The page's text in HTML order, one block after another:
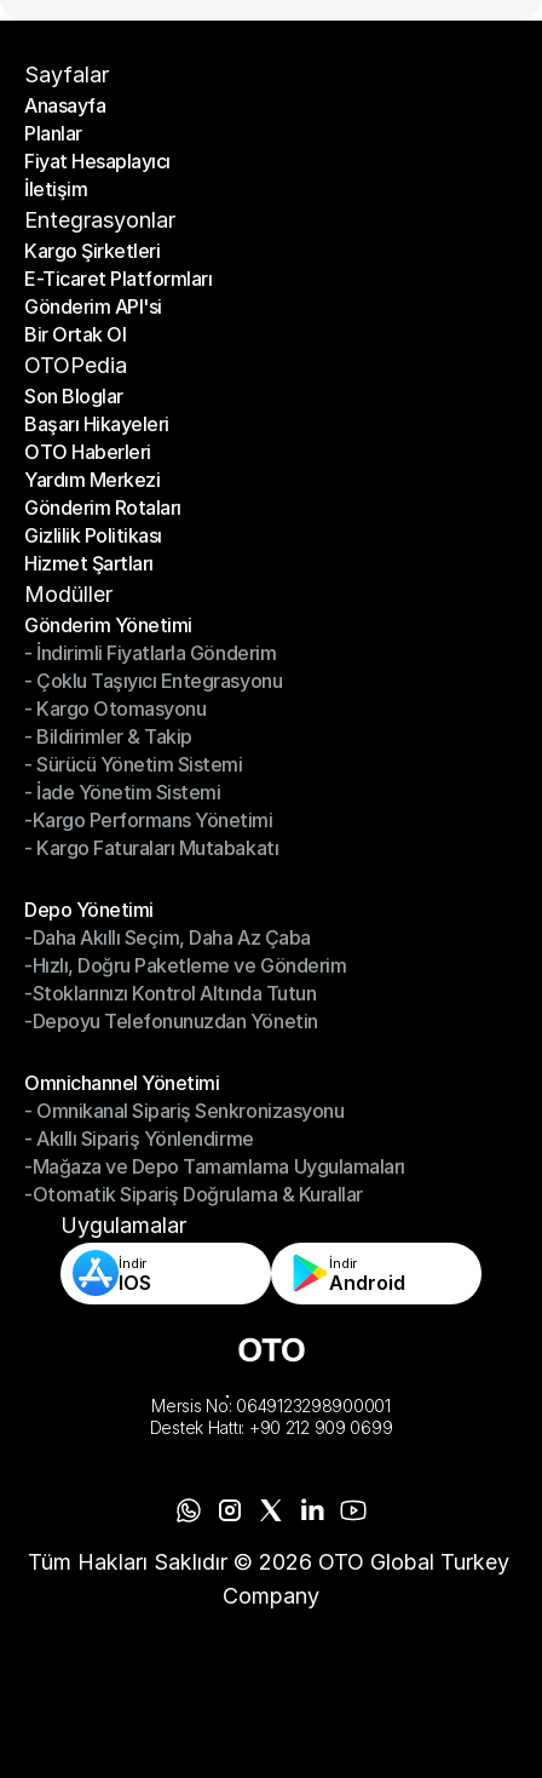
Sayfalar
Anasayfa
Anasayfa
Planlar
Planlar
Fiyat Hesaplayıcı
Fiyat Hesaplayıcı
İletişim
İletişim
Entegrasyonlar
Kargo Şirketleri
Kargo Şirketleri
E-Ticaret Platformları
E-Ticaret Platformları
Gönderim API'si
Gönderim API'si
Bir Ortak Ol
Bir Ortak Ol
OTOPedia
Son Bloglar
Son Bloglar
Başarı Hikayeleri
Başarı Hikayeleri
OTO Haberleri
OTO Haberleri
Yardım Merkezi
Yardım Merkezi
Gönderim Rotaları
Gönderim Rotaları
Gizlilik Politikası
Gizlilik Politikası
Hizmet Şartları
Hizmet Şartları
Modüller
Gönderim Yönetimi
Gönderim Yönetimi
- İndirimli Fiyatlarla Gönderim
- İndirimli Fiyatlarla Gönderim
- Çoklu Taşıyıcı Entegrasyonu
- Çoklu Taşıyıcı Entegrasyonu
- Kargo Otomasyonu
- Kargo Otomasyonu
- Bildirimler & Takip
- Bildirimler & Takip
- Sürücü Yönetim Sistemi
- Sürücü Yönetim Sistemi
- İade Yönetim Sistemi
- İade Yönetim Sistemi
-Kargo Performans Yönetimi
-Kargo Performans Yönetimi
- Kargo Faturaları Mutabakatı
Depo Yönetimi
Depo Yönetimi
-Daha Akıllı Seçim, Daha Az Çaba
-Daha Akıllı Seçim, Daha Az Çaba
-Hızlı, Doğru Paketleme ve Gönderim
-Hızlı, Doğru Paketleme ve Gönderim
-Stoklarınızı Kontrol Altında Tutun
-Stoklarınızı Kontrol Altında Tutun
-Depoyu Telefonunuzdan Yönetin
Omnichannel Yönetimi
Omnichannel Yönetimi
- Omnikanal Sipariş Senkronizasyonu
- Omnikanal Sipariş Senkronizasyonu
- Akıllı Sipariş Yönlendirme
- Akıllı Sipariş Yönlendirme
-Mağaza ve Depo Tamamlama Uygulamaları
-Mağaza ve Depo Tamamlama Uygulamaları
-Otomatik Sipariş Doğrulama & Kurallar
-Otomatik Sipariş Doğrulama & Kurallar
Uygulamalar
İndir
IOS
İndir
Android
Mersis No: 0649123298900001
Destek Hattı: +90 212 909 0699
Tüm Hakları Saklıdır © 2026 OTO Global Turkey
Company